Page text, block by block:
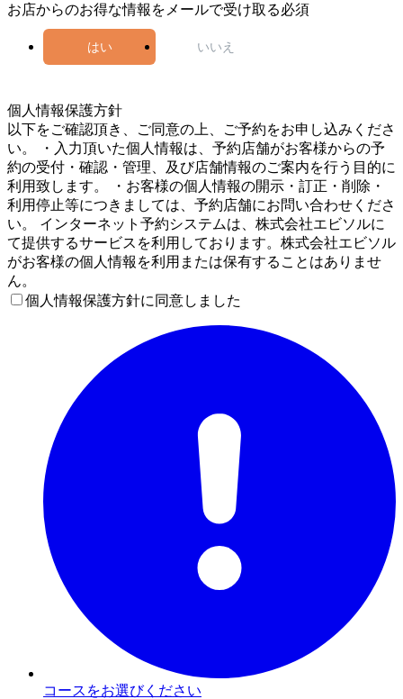
お店からのお得な情報をメールで受け取る必須
はい いいえ
個人情報保護方針
以下をご確認頂き、ご同意の上、ご予約をお申し込みくださ
い。 ・入力頂いた個人情報は、予約店舗がお客様からの予
約の受付・確認・管理、及び店舗情報のご案内を行う目的に
利用致します。 ・お客様の個人情報の開示・訂正・削除・
利用停止等につきましては、予約店舗にお問い合わせくださ
い。 インターネット予約システムは、株式会社エビソルに
て提供するサービスを利用しております。株式会社エビソル
がお客様の個人情報を利用または保有することはありませ
ん。
個人情報保護方針に同意しました
コースをお選びください